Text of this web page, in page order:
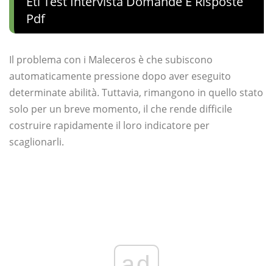
Pdf
Il problema con i Maleceros è che subiscono
automaticamente pressione dopo aver eseguito
determinate abilità. Tuttavia, rimangono in quello stato
solo per un breve momento, il che rende difficile
costruire rapidamente il loro indicatore per
scaglionarli.